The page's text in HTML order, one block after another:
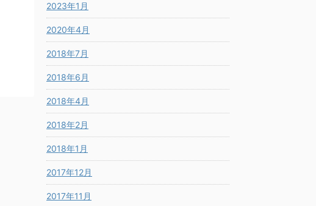
2023年1月
2020年4月
2018年7月
2018年6月
2018年4月
2018年2月
2018年1月
2017年12月
2017年11月